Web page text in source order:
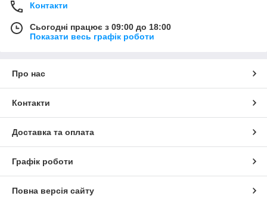
Контакти
Сьогодні працює з 09:00 до 18:00
Показати весь графік роботи
Про нас
Контакти
Доставка та оплата
Графік роботи
Повна версія сайту